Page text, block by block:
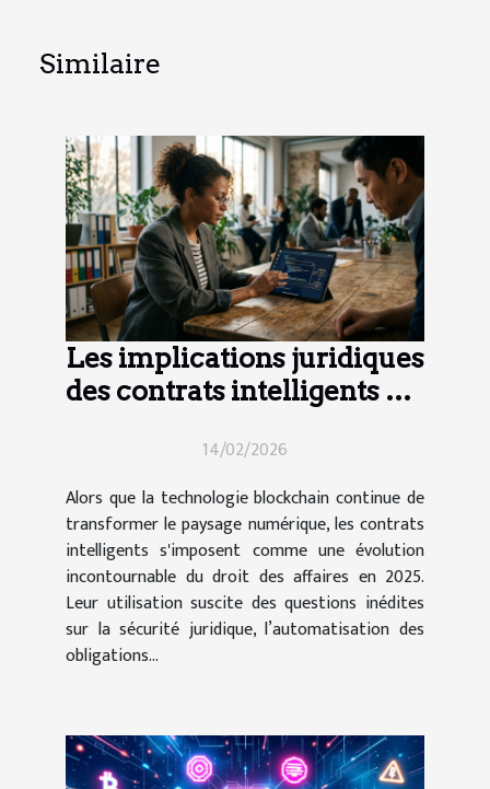
Similaire
Les implications juridiques
des contrats intelligents en
14/02/2026
Alors que la technologie blockchain continue de
transformer le paysage numérique, les contrats
intelligents s'imposent comme une évolution
incontournable du droit des affaires en 2025.
Leur utilisation suscite des questions inédites
sur la sécurité juridique, l’automatisation des
obligations...